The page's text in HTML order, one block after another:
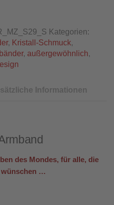
Kategorien:
, Kristall-Schmuck,
, außergewöhnlich,
Informationen
des Mondes, für alle, die
…